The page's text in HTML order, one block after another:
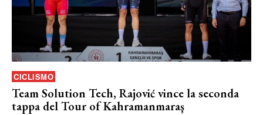
CICLISMO
Team Solution Tech, Rajović vince la seconda
tappa del Tour of Kahramanmaraş